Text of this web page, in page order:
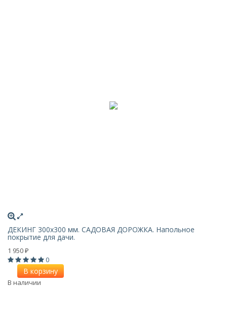
ДЕКИНГ 300х300 мм. САДОВАЯ ДОРОЖКА. Напольное
покрытие для дачи.
1 950 ₽
0
В корзину
В наличии